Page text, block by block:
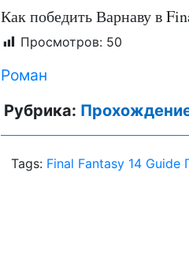
Как победить Варнаву в
Просмотров: 50
Роман
Рубрика:
Tags: Final Fantasy 14 Guide